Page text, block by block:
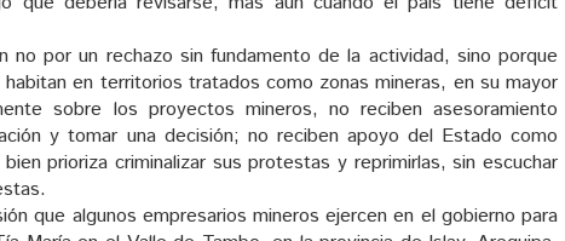
no por un rechazo sin fundamento de la actividad, sino porque
en territorios tratados como zonas mineras, en su mayor
sobre los proyectos mineros, no reciben asesoramiento
y tomar una decisión; no reciben apoyo del Estado como
prioriza criminalizar sus protestas y reprimirlas, sin escuchar
que algunos empresarios mineros ejercen en el gobierno para